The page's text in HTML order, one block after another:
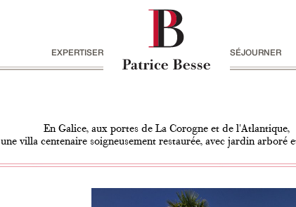
EXPERTISER SÉJOURNER
En Galice, aux portes de La Corogne et de l'Atlantique,
une villa centenaire soigneusement restaurée, avec jardin arboré